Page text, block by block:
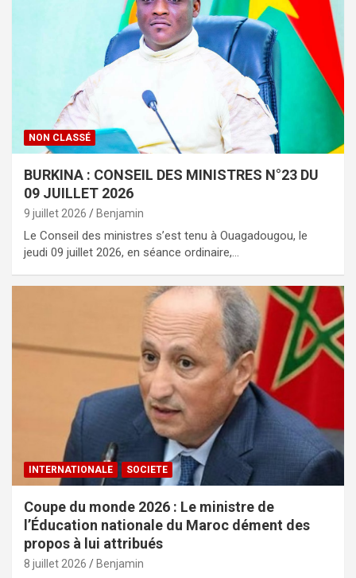
NON CLASSÉ
BURKINA : CONSEIL DES MINISTRES N°23 DU
09 JUILLET 2026
9 juillet 2026 Benjamin
Le Conseil des ministres s’est tenu à Ouagadougou, le
jeudi 09 juillet 2026, en séance ordinaire,…
INTERNATIONALE SOCIETE
‎Coupe du monde 2026 : Le ministre de
l’Éducation nationale du Maroc dément des
propos à lui attribués ‎
8 juillet 2026 Benjamin